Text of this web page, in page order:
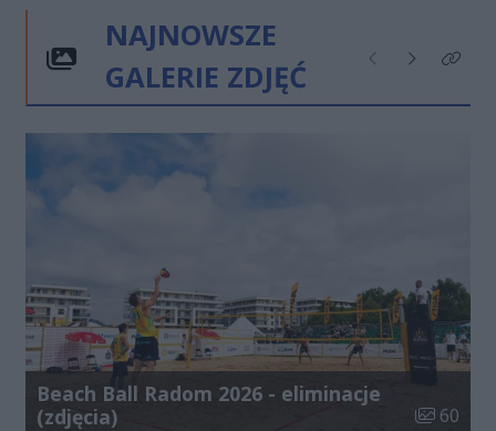
NAJNOWSZE
GALERIE ZDJĘĆ
Poprzednie
NastępneKliknij
Beach Ball Radom 2026 - eliminacje
(zdjęcia)
Liczba
60